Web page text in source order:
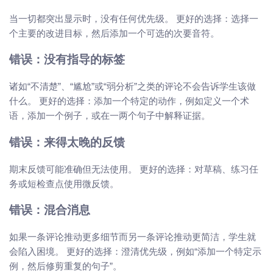
当一切都突出显示时，没有任何优先级。 更好的选择：选择一
个主要的改进目标，然后添加一个可选的次要音符。
错误：没有指导的标签
诸如“不清楚”、“尴尬”或“弱分析”之类的评论不会告诉学生该做
什么。 更好的选择：添加一个特定的动作，例如定义一个术
语，添加一个例子，或在一两个句子中解释证据。
错误：来得太晚的反馈
期末反馈可能准确但无法使用。 更好的选择：对草稿、练习任
务或短检查点使用微反馈。
错误：混合消息
如果一条评论推动更多细节而另一条评论推动更简洁，学生就
会陷入困境。 更好的选择：澄清优先级，例如“添加一个特定示
例，然后修剪重复的句子”。